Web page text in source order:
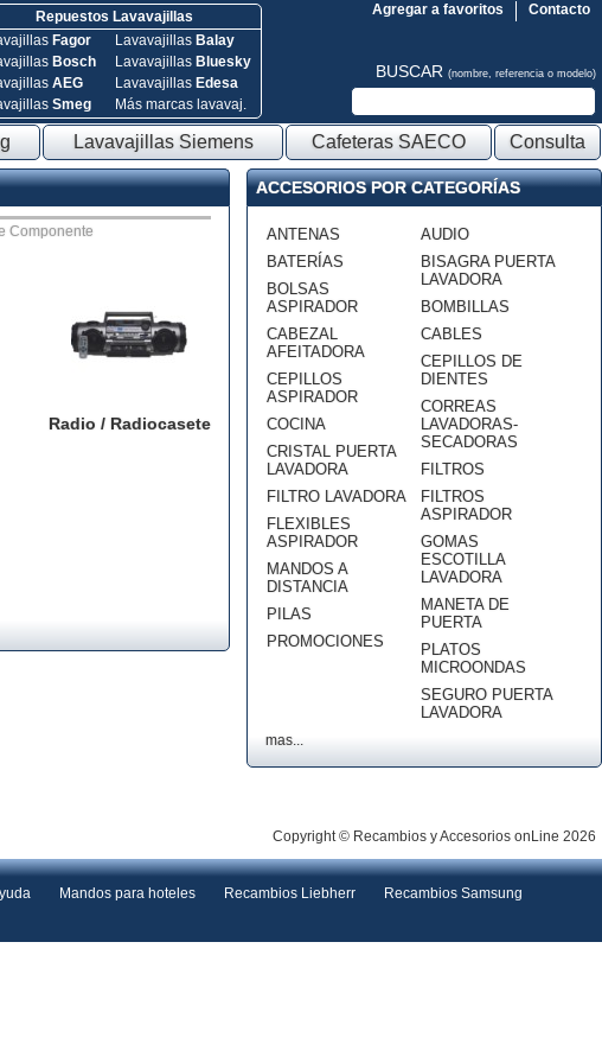
Repuestos Lavavajillas
Fagor
Bosch
AEG
Smeg
Lavavajillas Balay
Lavavajillas Bluesky
Lavavajillas Edesa
Más marcas lavavaj.
Contacto
Agregar a favoritos
BUSCAR (nombre, referencia o modelo)
Lavavajillas Siemens Cafeteras SAECO Consulta
Componente
Radio / Radiocasete
ACCESORIOS POR CATEGORÍAS
ANTENAS
BATERÍAS
BOLSAS
ASPIRADOR
CABEZAL
AFEITADORA
CEPILLOS
ASPIRADOR
COCINA
CRISTAL PUERTA
LAVADORA
FILTRO LAVADORA
FLEXIBLES
ASPIRADOR
MANDOS A
DISTANCIA
PILAS
PROMOCIONES
AUDIO
BISAGRA PUERTA
LAVADORA
BOMBILLAS
CABLES
CEPILLOS DE
DIENTES
CORREAS
LAVADORAS-
SECADORAS
FILTROS
FILTROS
ASPIRADOR
GOMAS
ESCOTILLA
LAVADORA
MANETA DE
PUERTA
PLATOS
MICROONDAS
SEGURO PUERTA
LAVADORA
mas...
Copyright © Recambios y Accesorios onLine 2026
Mandos para hoteles Recambios Liebherr
Recambios Samsung